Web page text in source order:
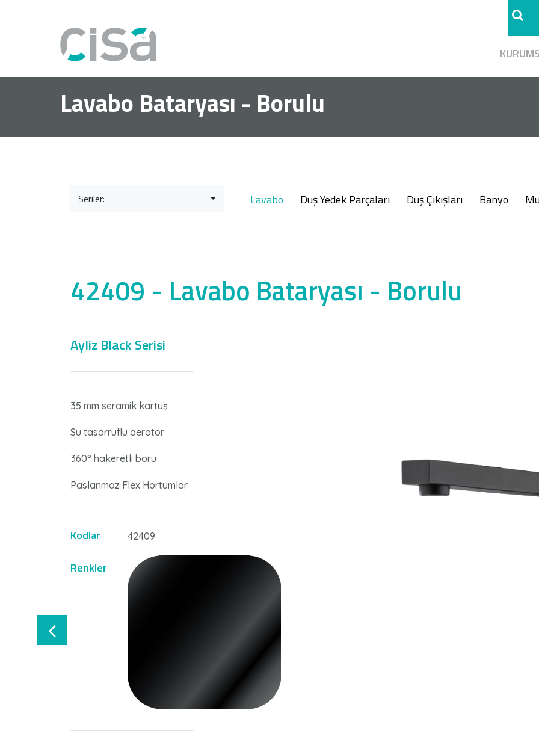
Lavabo Bataryası - Borulu
Seriler: Lavabo Duş Yedek Parçaları Duş Çıkışları Banyo
42409 - Lavabo Bataryası - Borulu
Ayliz Black Serisi
35 mm seramik kartuş
Su tasarruflu aerator
360° hakeretli boru
Paslanmaz Flex Hortumlar
Kodlar 42409
Renkler